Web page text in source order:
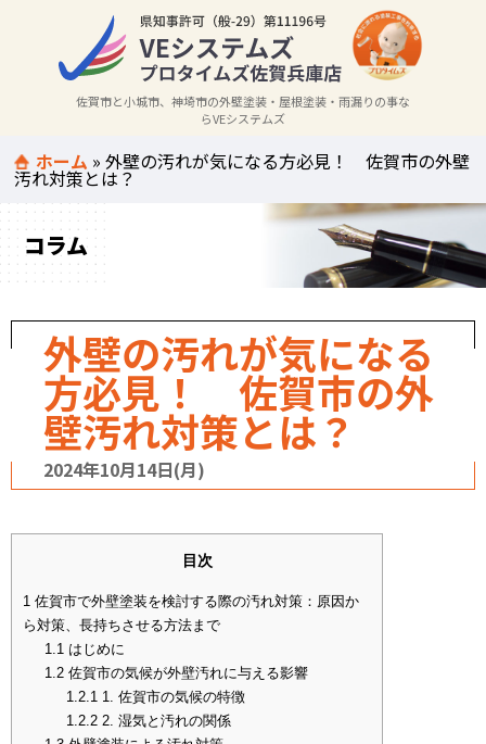
佐賀市と小城市、神埼市の外壁塗装・屋根塗装・雨漏りの事な
らVEシステムズ
ホーム »外壁の汚れが気になる方必見！ 佐賀市の外壁
汚れ対策とは？
コラム
外壁の汚れが気になる
方必見！ 佐賀市の外
壁汚れ対策とは？
2024年10月14日(月)
目次
1 佐賀市で外壁塗装を検討する際の汚れ対策：原因か
ら対策、長持ちさせる方法まで
1.1はじめに
1.2佐賀市の気候が外壁汚れに与える影響
1.2.11. 佐賀市の気候の特徴
1.2.22. 湿気と汚れの関係